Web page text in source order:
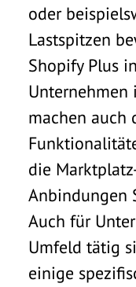
oder
Lastspitzen
Shopify Plus
Unternehmen
machen auch
die
Anbindungen
Auch für
Umfeld tätig
einige